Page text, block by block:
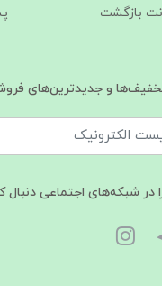
و جدیدترین‌های
در شبکه‌های اجتماعی دنبال